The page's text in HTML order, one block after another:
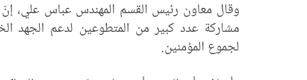
وقال معاون رئيس القسم المهندس عباس علي،
مشاركة عدد كبير من المتطوعين لدعم الجهد
لجموع المؤمنين.